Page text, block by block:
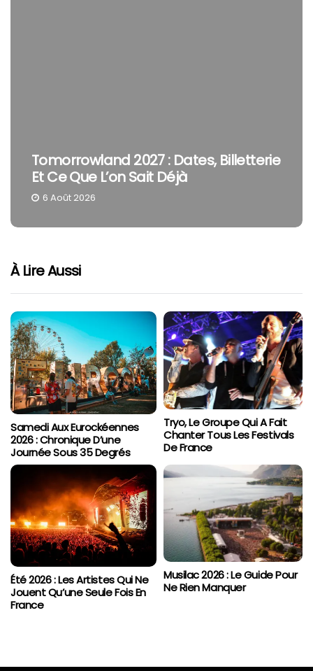
Tomorrowland 2027 : Dates, Billetterie
Et Ce Que L’on Sait Déjà
6 Août 2026
À Lire Aussi
Samedi Aux Eurockéennes
2026 : Chronique D’une
Journée Sous 35 Degrés
Tryo, Le Groupe Qui A Fait
Chanter Tous Les Festivals
De France
Été 2026 : Les Artistes Qui Ne
Jouent Qu’une Seule Fois En
France
Musilac 2026 : Le Guide Pour
Ne Rien Manquer